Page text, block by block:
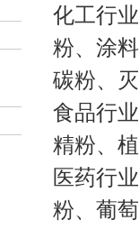
化工行
粉、涂
碳粉、灭
食品行
精粉、
医药行
粉、葡